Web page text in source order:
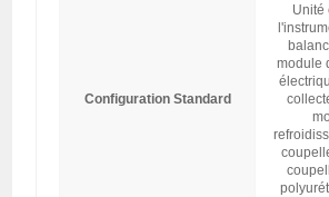
Configuration Standard
Unité
module